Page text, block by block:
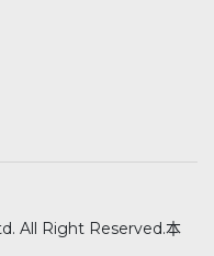
All Right Reserved.本